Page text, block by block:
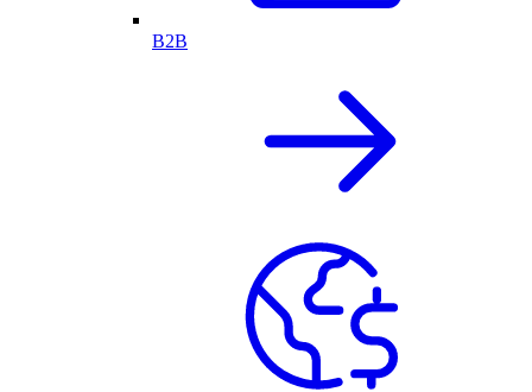
B2B